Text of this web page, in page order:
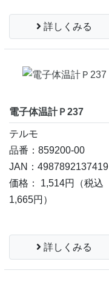
詳しくみる
電子体温計Ｐ237
テルモ
品番：859200-00
JAN：4987892137419
価格： 1,514円
（税込
1,665円）
詳しくみる